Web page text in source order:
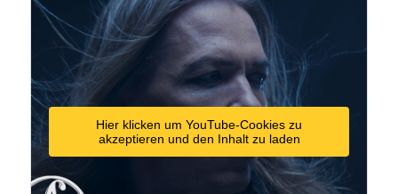
Hier klicken um YouTube-Cookies zu
akzeptieren und den Inhalt zu laden